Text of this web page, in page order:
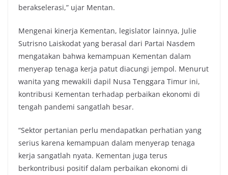
berakselerasi,” ujar Mentan.
Mengenai kinerja Kementan, legislator lainnya, Julie
Sutrisno Laiskodat yang berasal dari Partai Nasdem
mengatakan bahwa kemampuan Kementan dalam
menyerap tenaga kerja patut diacungi jempol. Menurut
wanita yang mewakili dapil Nusa Tenggara Timur ini,
kontribusi Kementan terhadap perbaikan ekonomi di
tengah pandemi sangatlah besar.
“Sektor pertanian perlu mendapatkan perhatian yang
serius karena kemampuan dalam menyerap tenaga
kerja sangatlah nyata. Kementan juga terus
berkontribusi positif dalam perbaikan ekonomi di